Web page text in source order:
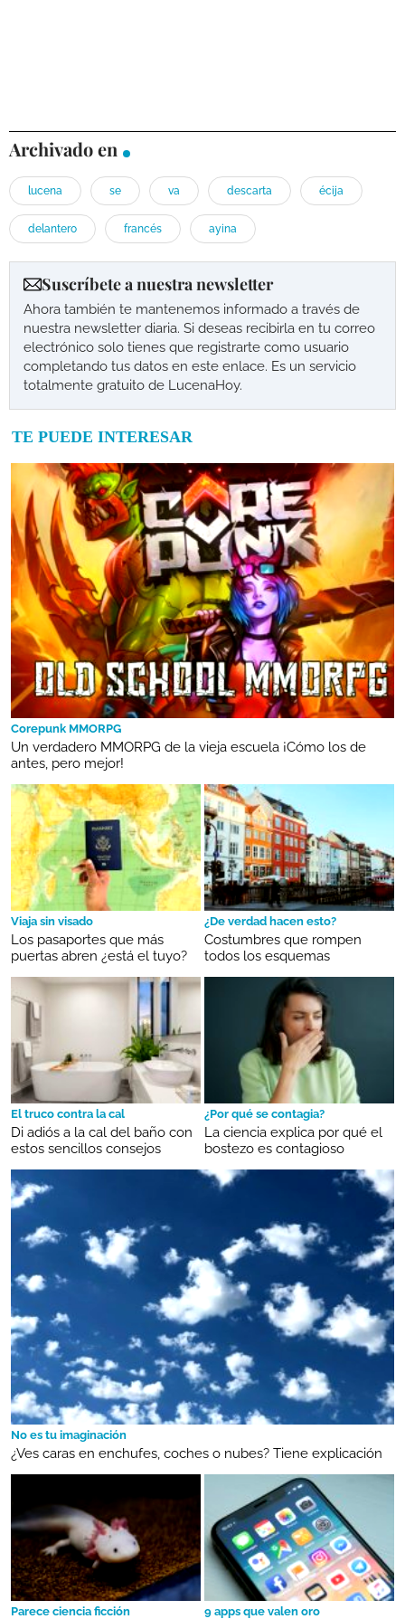
Archivado en
lucena se va descarta écija
delantero francés ayina
Suscríbete a nuestra newsletter
Ahora también te mantenemos informado a través de
nuestra newsletter diaria. Si deseas recibirla en tu correo
electrónico solo tienes que registrarte como usuario
completando tus datos en este enlace. Es un servicio
totalmente gratuito de LucenaHoy.
TE PUEDE INTERESAR
Corepunk MMORPG
Un verdadero MMORPG de la vieja escuela ¡Cómo los de
antes, pero mejor!
Viaja sin visado
Los pasaportes que más
puertas abren ¿está el tuyo?
¿De verdad hacen esto?
Costumbres que rompen
todos los esquemas
El truco contra la cal
Di adiós a la cal del baño con
estos sencillos consejos
¿Por qué se contagia?
La ciencia explica por qué el
bostezo es contagioso
No es tu imaginación
¿Ves caras en enchufes, coches o nubes? Tiene explicación
Parece ciencia ficción 9 apps que valen oro